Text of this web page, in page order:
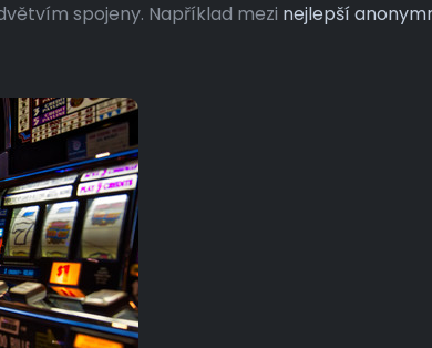
spojeny. Například mezi nejlepší